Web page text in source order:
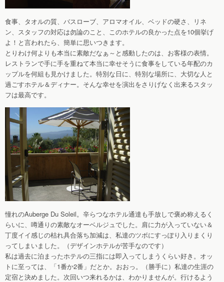
食事、タオルの質、バスローブ、アロマオイル、ベッドの硬さ、リネ
ン、スタッフの対応は勿論のこと、このホテルの良かった点を10個挙げ
よ！と言われたら、簡単に思いつきます。
とりわけ何よりも本当に素敵だなぁ～と感動したのは、お客様の表情。
レストランで手に手を重ねて本当に幸せそうに食事をしている年配のカ
ップルを何組も見かけました。特別な日に、特別な場所に、大切な人と
過ごすホテル＆ディナー。そんな幸せを演出をさりげなく出来るスタッ
フは最高です。
憧れのAuberge Du Soleil。辛らつなホテル通達も手放しで褒め称えるく
らいに、噂通りの素敵なオーベルジュでした。肩に力が入っていない＆
丁度イイ感じの枯れ具合落ち加減は、私達のツボにすっぽり入りまくり
ってしまいました。（デザインホテルが苦手なのです）
私は過去に泊まったホテルの三指には即入ってしまうくらい好き。オッ
トに至っては、「1番か2番」だとか。おおっ。（勝手に）私達の生涯の
定宿と決めました。次回いつ来れるかは、わかりませんが。行けるよう